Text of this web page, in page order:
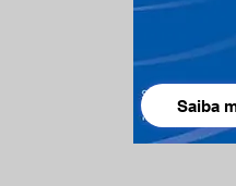
Saiba